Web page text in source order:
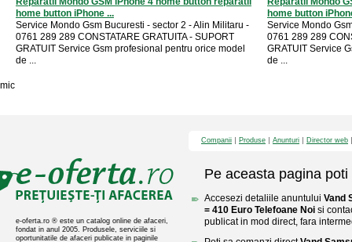
home button iPhone ...
Service Mondo Gsm Bucuresti - sector 2 - Alin Militaru -
0761 289 289 CONSTATARE GRATUITA - SUPORT
GRATUIT Service Gsm profesional pentru orice model
de ...
home button
Service Mondo
0761 289 289
GRATUIT Service
de ...
mic
e-oferta.ro ® este un catalog online de afaceri,
fondat in anul 2005. Produsele, serviciile si
oportunitatile de afaceri publicate in paginile
Companii Produse Anunturi Director web
Pe aceasta pagina poti
Accesezi detaliile anuntului Vand
= 410 Euro Telefoane Noi si
publicat in mod direct, fara